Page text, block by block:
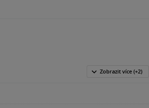
Zobrazit více (+2)